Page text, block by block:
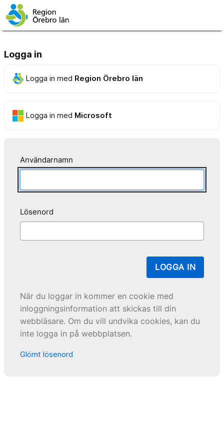
Logga in
Logga in med Region Örebro län
Logga in med Microsoft
Användarnamn
Lösenord
LOGGA IN
När du loggar in kommer en cookie med
inloggningsinformation att skickas till din
webbläsare. Om du vill undvika cookies, kan du
inte logga in på webbplatsen.
Glömt lösenord